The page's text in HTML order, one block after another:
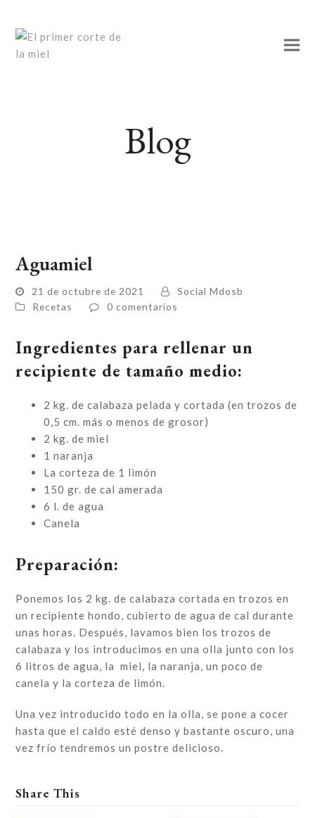
Blog
Aguamiel
21 de octubre de 2021
Social Mdosb
Recetas
0 comentarios
Ingredientes para rellenar un
recipiente de tamaño medio:
2 kg. de calabaza pelada y cortada (en trozos de
0,5 cm. más o menos de grosor)
2 kg. de miel
1 naranja
La corteza de 1 limón
150 gr. de cal amerada
6 l. de agua
Canela
Preparación:
Ponemos los 2 kg. de calabaza cortada en trozos en
un recipiente hondo, cubierto de agua de cal durante
unas horas. Después, lavamos bien los trozos de
calabaza y los introducimos en una olla junto con los
6 litros de agua, la miel, la naranja, un poco de
canela y la corteza de limón.
Una vez introducido todo en la olla, se pone a cocer
hasta que el caldo esté denso y bastante oscuro, una
vez frío tendremos un postre delicioso.
Share This